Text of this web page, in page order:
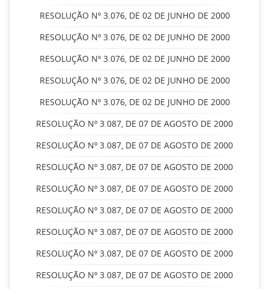
RESOLUÇÃO Nº 3.076, DE 02 DE JUNHO DE 2000
RESOLUÇÃO Nº 3.076, DE 02 DE JUNHO DE 2000
RESOLUÇÃO Nº 3.076, DE 02 DE JUNHO DE 2000
RESOLUÇÃO Nº 3.076, DE 02 DE JUNHO DE 2000
RESOLUÇÃO Nº 3.076, DE 02 DE JUNHO DE 2000
RESOLUÇÃO Nº 3.087, DE 07 DE AGOSTO DE 2000
RESOLUÇÃO Nº 3.087, DE 07 DE AGOSTO DE 2000
RESOLUÇÃO Nº 3.087, DE 07 DE AGOSTO DE 2000
RESOLUÇÃO Nº 3.087, DE 07 DE AGOSTO DE 2000
RESOLUÇÃO Nº 3.087, DE 07 DE AGOSTO DE 2000
RESOLUÇÃO Nº 3.087, DE 07 DE AGOSTO DE 2000
RESOLUÇÃO Nº 3.087, DE 07 DE AGOSTO DE 2000
RESOLUÇÃO Nº 3.087, DE 07 DE AGOSTO DE 2000